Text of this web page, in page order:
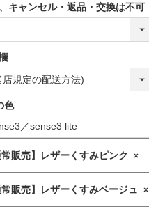
キャンセル・返品・交換は不可
色
常販売】レザーくすみピンク ×
常販売】レザーくすみベージュ ×